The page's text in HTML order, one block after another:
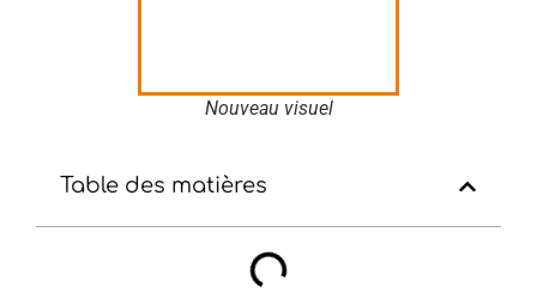
Nouveau visuel
Table des matières